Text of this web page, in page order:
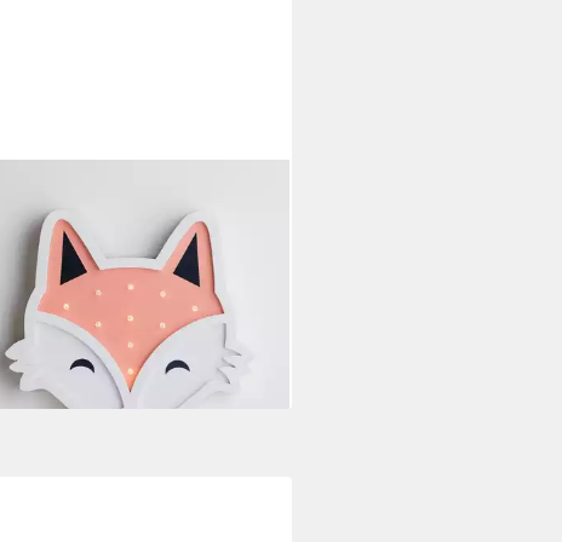
Wandleuchte Fuchs Wandlampe
UVP 24,99 €
- in 3-4 Werktagen bei dir